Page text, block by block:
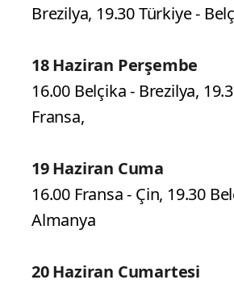
Brezilya, 19.30 Türkiye -
18 Haziran Perşembe
16.00 Belçika - Brezilya,
Fransa,
19 Haziran Cuma
16.00 Fransa - Çin, 19.30
Almanya
20 Haziran Cumartesi